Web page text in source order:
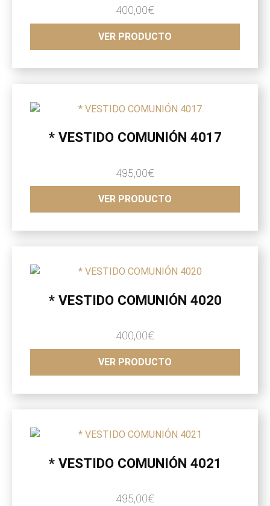
400,00€
VER PRODUCTO
* VESTIDO COMUNIÓN 4017
495,00€
VER PRODUCTO
* VESTIDO COMUNIÓN 4020
400,00€
VER PRODUCTO
* VESTIDO COMUNIÓN 4021
495,00€